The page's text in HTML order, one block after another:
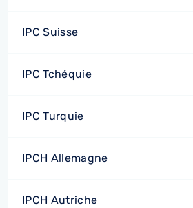
IPC Suisse
IPC Tchéquie
IPC Turquie
IPCH Allemagne
IPCH Autriche